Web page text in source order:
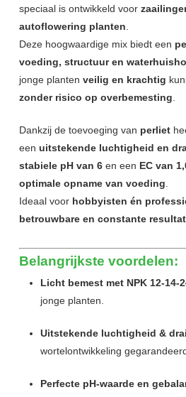
speciaal is ontwikkeld voor
autoflowering planten
Deze hoogwaardige mix biedt een
voeding, structuur en
jonge planten veilig en krachtig
zonder risico op overbemesting
Dankzij de toevoeging van perliet
een uitstekende luchtigheid en
stabiele pH van 6en een EC van
optimale opname van voeding
Ideaal voor hobbyisten én
betrouwbare en constante
Belangrijkste voordelen:
Licht bemest met NPK 12-14-
jonge planten.
Uitstekende luchtigheid &
wortelontwikkeling
Perfecte pH-waarde en